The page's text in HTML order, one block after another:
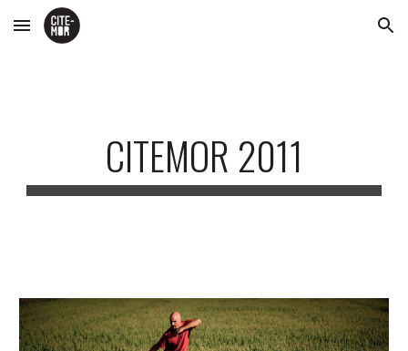
Skip to main content Skip to navigation
CITEMOR 2011